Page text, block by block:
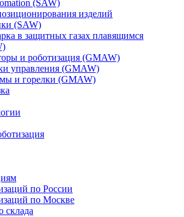
(SAW)
изделий
(SAW)
в защитных газах плавящимся
и роботизация (GMAW)
управления (GMAW)
и горелки (GMAW)
по России
по Москве
склада